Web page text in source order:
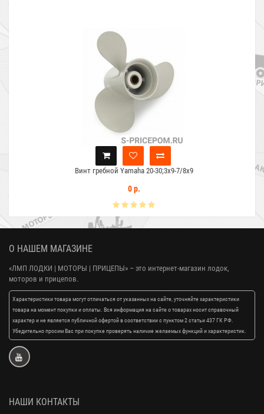
Винт гребной Yamaha 20-30;3x9-7/8x9
0 р.
О НАШЕМ МАГАЗИНЕ
«ЛМП ЛОДКИ | МОТОРЫ | ПРИЦЕПЫ» – это интернет-магазин лодок,
моторов и прицепов.
Характеристики товара могут отличаться от указанных на сайте, уточняйте характеристики
товара на момент покупки и оплаты. Вся информация на сайте о товарах носит справочный
характер и не является публичной офертой в соответствии с пунктом 2 статьи 437 ГК РФ.
Убедительно просим Вас при покупке проверять наличие желаемых функций и характеристик.
НАШИ КОНТАКТЫ